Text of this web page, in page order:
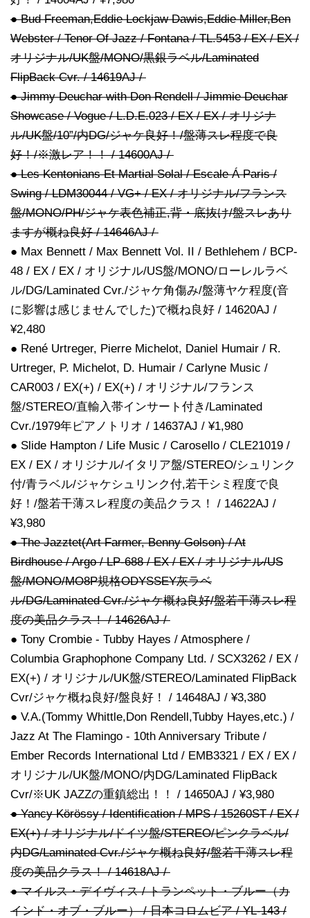
● Bud Freeman,Eddie Lockjaw Dawis,Eddie Miller,Ben
Webster / Tenor Of Jazz / Fontana / TL.5453 / EX / EX /
オリジナル/UK盤/MONO/黒銀ラベル/Laminated
FlipBack Cvr. / 14619AJ /
● Jimmy Deuchar with Don Rendell / Jimmie Deuchar
Showcase / Vogue / L.D.E.023 / EX / EX / オリジナ
ル/UK盤/10”/内DG/ジャケ良好！/盤薄スレ程度で良
好！/※激レア！！ / 14600AJ /
● Les Kentonians Et Martial Solal / Escale Á Paris /
Swing / LDM30044 / VG+ / EX / オリジナル/フランス
盤/MONO/PH/ジャケ表色補正,背・底抜け/盤スレあり
ますが概ね良好 / 14646AJ /
● Max Bennett / Max Bennett Vol. II / Bethlehem / BCP-
48 / EX / EX / オリジナル/US盤/MONO/ローレルラベ
ル/DG/Laminated Cvr./ジャケ角傷み/盤薄ヤケ程度(音
に影響は感じませんでした)で概ね良好 / 14620AJ /
¥2,480
● René Urtreger, Pierre Michelot, Daniel Humair / R.
Urtreger, P. Michelot, D. Humair / Carlyne Music /
CAR003 / EX(+) / EX(+) / オリジナル/フランス
盤/STEREO/直輸入帯インサート付き/Laminated
Cvr./1979年ピアノトリオ / 14637AJ / ¥1,980
● Slide Hampton / Life Music / Carosello / CLE21019 /
EX / EX / オリジナル/イタリア盤/STEREO/シュリンク
付/青ラベル/ジャケシュリンク付,若干シミ程度で良
好！/盤若干薄スレ程度の美品クラス！ / 14622AJ /
¥3,980
● The Jazztet(Art Farmer, Benny Golson) / At
Birdhouse / Argo / LP-688 / EX / EX / オリジナル/US
盤/MONO/MO8P規格ODYSSEY灰ラベ
ル/DG/Laminated Cvr./ジャケ概ね良好/盤若干薄スレ程
度の美品クラス！ / 14626AJ /
● Tony Crombie - Tubby Hayes / Atmosphere /
Columbia Graphophone Company Ltd. / SCX3262 / EX /
EX(+) / オリジナル/UK盤/STEREO/Laminated FlipBack
Cvr/ジャケ概ね良好/盤良好！ / 14648AJ / ¥3,380
● V.A.(Tommy Whittle,Don Rendell,Tubby Hayes,etc.) /
Jazz At The Flamingo - 10th Anniversary Tribute /
Ember Records International Ltd / EMB3321 / EX / EX /
オリジナル/UK盤/MONO/内DG/Laminated FlipBack
Cvr/※UK JAZZの重鎮総出！！ / 14650AJ / ¥3,980
● Yancy Körössy / Identification / MPS / 15260ST / EX /
EX(+) / オリジナル/ドイツ盤/STEREO/ピンクラベル/
内DG/Laminated Cvr./ジャケ概ね良好/盤若干薄スレ程
度の美品クラス！ / 14618AJ /
● マイルス・デイヴィス / トランペット・ブルー（カ
インド・オブ・ブルー） / 日本コロムビア / YL-143 /